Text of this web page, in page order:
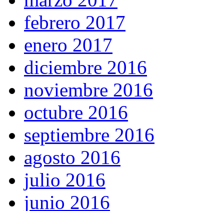
febrero 2017
enero 2017
diciembre 2016
noviembre 2016
octubre 2016
septiembre 2016
agosto 2016
julio 2016
junio 2016